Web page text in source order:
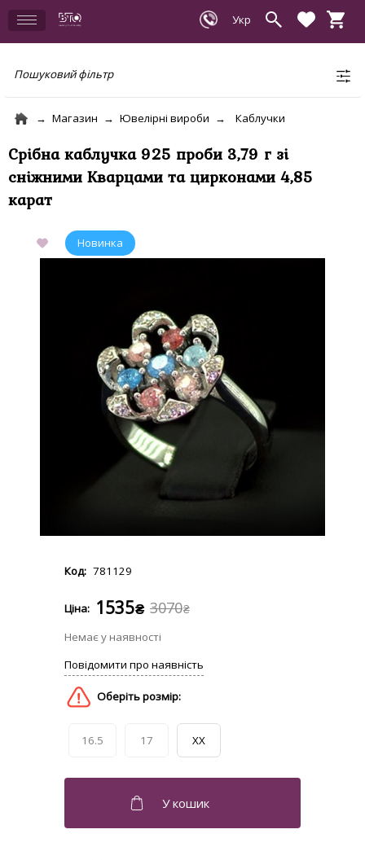
Пошуковий фільтр
Магазин Ювелірні вироби Каблучки
Срібна каблучка 925 проби 3,79 г зі
сніжними Кварцами та цирконами 4,85
карат
781129
3070₴
1535₴
16.5 17 XX